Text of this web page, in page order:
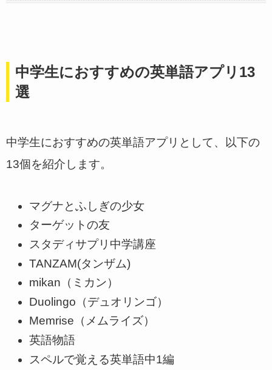
中学生におすすめの英単語アプリ13
選
中学生におすすめの英単語アプリとして、以下の
13個を紹介します。
マグナとふしぎの少女
ターゲットの友
スタディサプリ中学講座
TANZAM(タンザム)
mikan（ミカン）
Duolingo（デュオリンゴ）
Memrise（メムライズ）
英語物語
スペルで覚える英単語中1編